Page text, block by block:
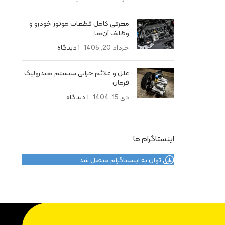
معرفی کامل قطعات موتور خودرو و
وظایف آن‌ها
خرداد 20, 1405
۱ دیدگاه
علل و علائم خرابی سیستم هیدرولیک
فرمان
دی 15, 1404
۱ دیدگاه
اینستاگرام ما
نمی توان به اینستاگرام متصل شد.